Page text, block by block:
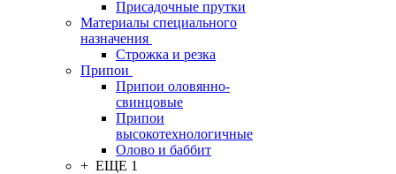
Присадочные прутки
Материалы специального
назначения
Строжка и резка
Припои
Припои оловянно-
свинцовые
Припои
высокотехнологичные
Олово и баббит
+ ЕЩЕ 1